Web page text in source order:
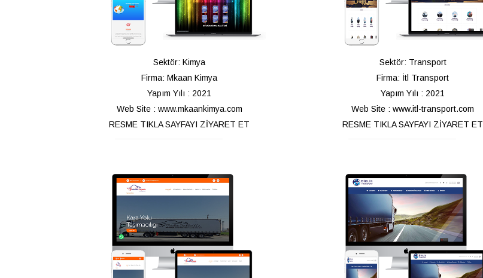
Sektör: Kimya
Firma: Mkaan Kimya
Yapım Yılı : 2021
Web Site : www.mkaankimya.com
RESME TIKLA SAYFAYI ZİYARET ET
Sektör: Transport
Firma: İtl Transport
Yapım Yılı : 2021
Web Site : www.itl-transport.com
RESME TIKLA SAYFAYI ZİYARET ET